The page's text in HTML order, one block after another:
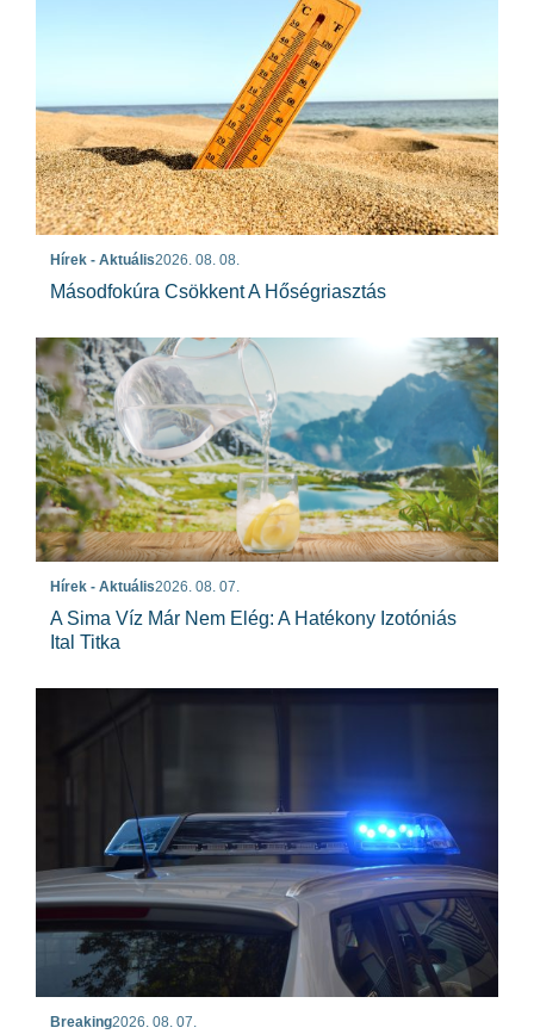
Hírek - Aktuális2026. 08. 08.
Másodfokúra Csökkent A Hőségriasztás
Hírek - Aktuális2026. 08. 07.
A Sima Víz Már Nem Elég: A Hatékony Izotóniás
Ital Titka
Breaking2026. 08. 07.